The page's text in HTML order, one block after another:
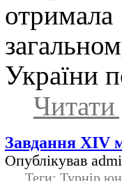
України
Завдання ХІV
Опублікував
Теги: Турнір